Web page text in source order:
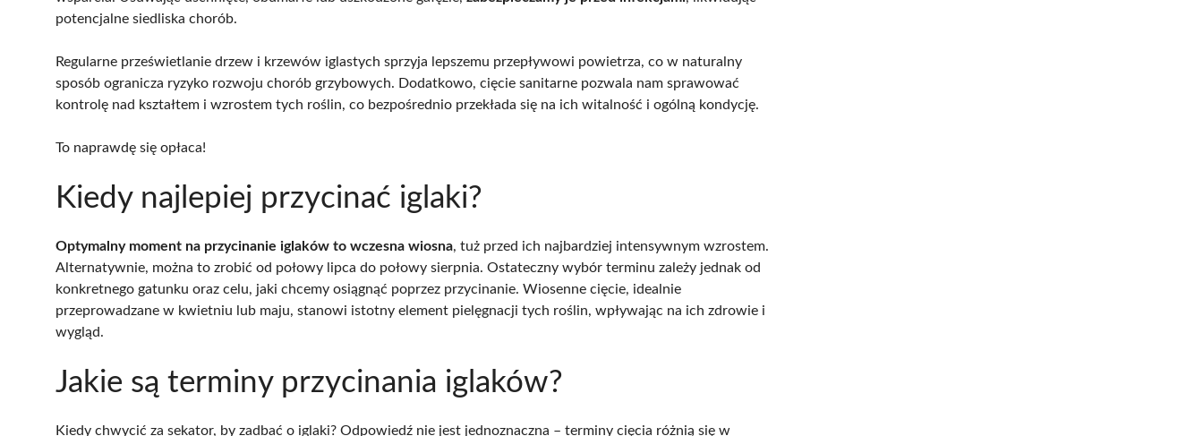
potencjalne siedliska chorób.
Regularne prześwietlanie drzew i krzewów iglastych sprzyja lepszemu przepływowi powietrza, co w naturalny
sposób ogranicza ryzyko rozwoju chorób grzybowych. Dodatkowo, cięcie sanitarne pozwala nam sprawować
kontrolę nad kształtem i wzrostem tych roślin, co bezpośrednio przekłada się na ich witalność i ogólną kondycję.
To naprawdę się opłaca!
Kiedy najlepiej przycinać iglaki?
Optymalny moment na przycinanie iglaków to wczesna wiosna, tuż przed ich najbardziej intensywnym wzrostem.
Alternatywnie, można to zrobić od połowy lipca do połowy sierpnia. Ostateczny wybór terminu zależy jednak od
konkretnego gatunku oraz celu, jaki chcemy osiągnąć poprzez przycinanie. Wiosenne cięcie, idealnie
przeprowadzane w kwietniu lub maju, stanowi istotny element pielęgnacji tych roślin, wpływając na ich zdrowie i
wygląd.
Jakie są terminy przycinania iglaków?
Kiedy chwycić za sekator, by zadbać o iglaki? Odpowiedź nie jest jednoznaczna – terminy cięcia różnią się w